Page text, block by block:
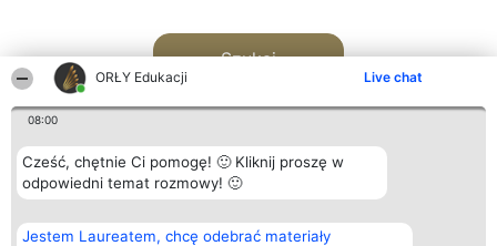
ORŁY Edukacji Live chat
08:00
Cześć, chętnie Ci pomogę! 🙂 Kliknij proszę w
odpowiedni temat rozmowy! 🙂
Jestem Laureatem, chcę odebrać materiały
Szukaj
Organizator plebiscytu
Bright Side Solutions sp. z o.
Plebiscyt
Laureaci
Kontakt
Kontakt